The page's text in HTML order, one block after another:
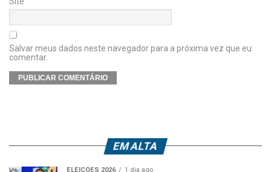
Salvar meus dados neste navegador para a próxima vez que eu
comentar.
EM ALTA
ELEIÇÕES 2026 1 dia ago